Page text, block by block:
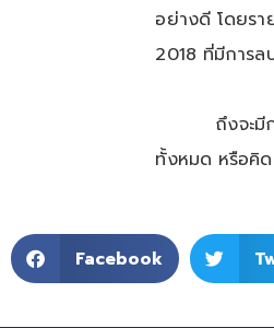
อย่างดี โดยร
2018 ที่มีการ
ถึงจะ
ทั้งหมด หรือคิ
Facebook